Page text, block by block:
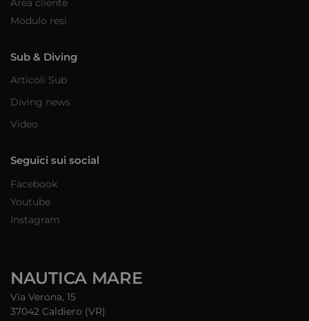
Modulo resi
Sub & Diving
Articoli Sub
Diving news
Video
Seguici sui social
Facebook
Youtube
Instagram
NAUTICA MARE
Via Verona, 15
37042 Caldiero (VR)